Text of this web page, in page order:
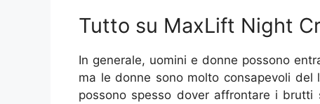
Tutto su MaxLift Night
In generale, uomini e donne possono
ma le donne sono molto consapevoli
possono spesso dover affrontare i brutti